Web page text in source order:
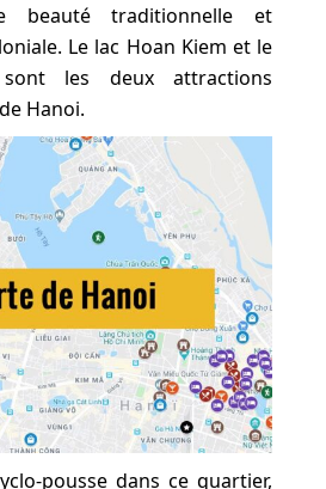
beauté traditionnelle et
Le lac Hoan Kiem et le
les deux attractions
Hanoi.
pousse dans ce quartier,